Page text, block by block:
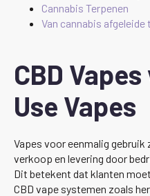
Cannabis Terpenen
Van cannabis afgeleide
CBD
Use Vapes
Vapes voor eenmalig gebruik
verkoop en levering door
Dit betekent dat klanten
CBD vape systemen zoals